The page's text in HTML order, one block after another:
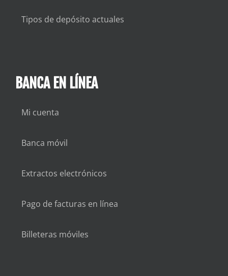
Tipos de depósito actuales
BANCA EN LÍNEA
Mi cuenta
Banca móvil
Extractos electrónicos
Pago de facturas en línea
Billeteras móviles